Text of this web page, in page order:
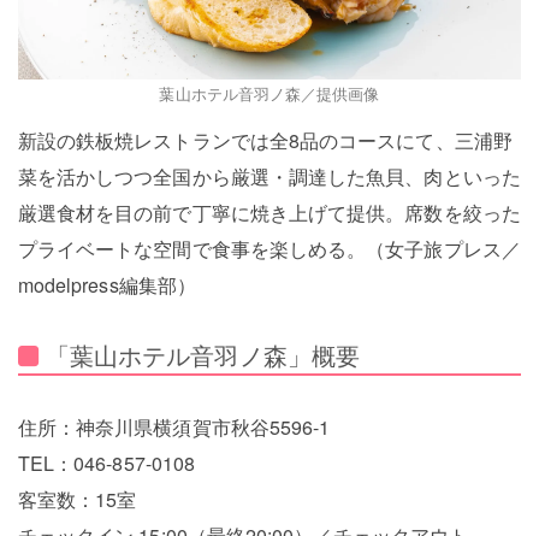
葉山ホテル音羽ノ森／提供画像
新設の鉄板焼レストランでは全8品のコースにて、三浦野
菜を活かしつつ全国から厳選・調達した魚貝、肉といった
厳選食材を目の前で丁寧に焼き上げて提供。席数を絞った
プライベートな空間で食事を楽しめる。（女子旅プレス／
modelpress編集部）
「葉山ホテル音羽ノ森」概要
住所：神奈川県横須賀市秋谷5596-1
TEL：046-857-0108
客室数：15室